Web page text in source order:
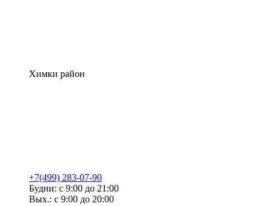
Химки район
+7(499) 283-07-90
Будни: с 9:00 до 21:00
Вых.: с 9:00 до 20:00